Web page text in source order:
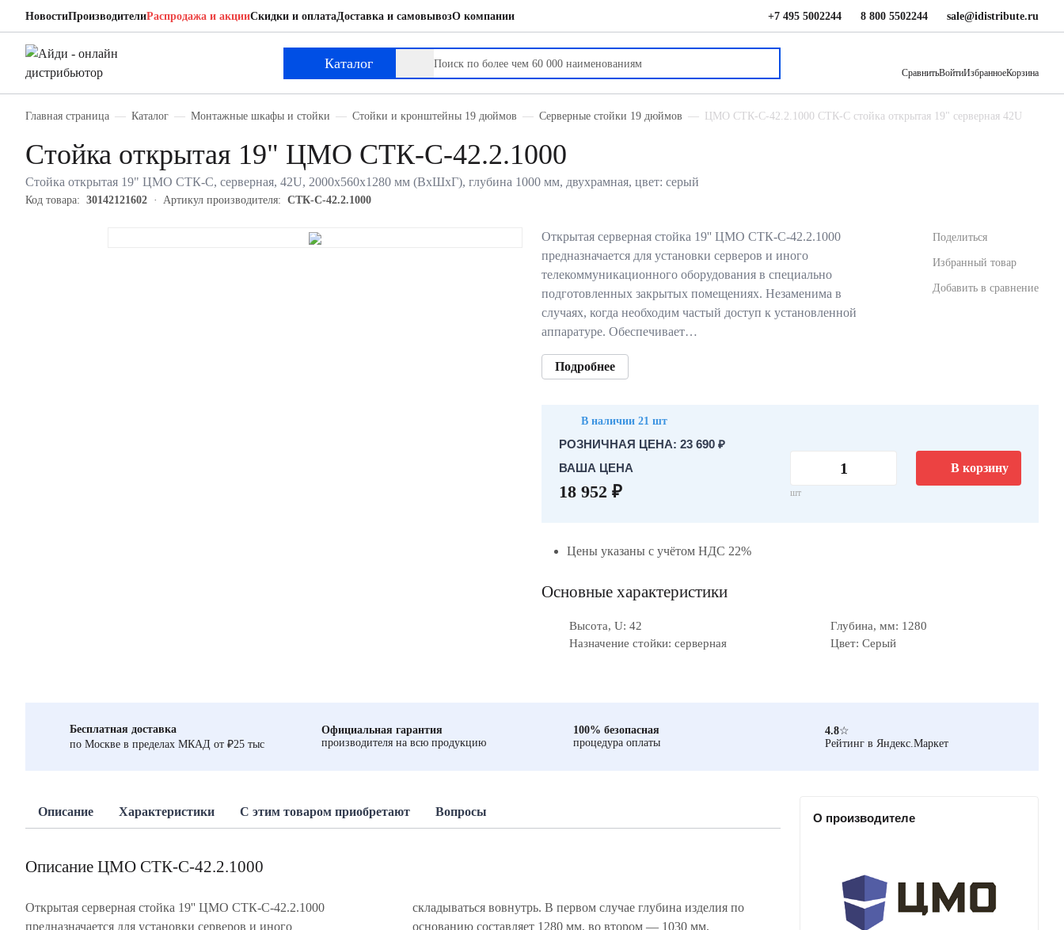
НовостиПроизводителиРаспродажа и акцииСкидки и оплатаДоставка и самовывозО компании +7 495 5002244 8 800 5502244 sale@idistribute.ru
Каталог
СравнитьВойтиИзбранноеКорзина
Главная страница Каталог Монтажные шкафы и стойки Стойки и кронштейны 19 дюймов Серверные стойки 19 дюймов ЦМО СТК-С-42.2.1000 СТК-С стойка открытая 19" серверная 42U
Стойка открытая 19" ЦМО СТК-С-42.2.1000
Стойка открытая 19" ЦМО СТК-С, серверная, 42U, 2000х560х1280 мм (ВхШхГ), глубина 1000 мм, двухрамная, цвет: серый
Код товара: 30142121602 Артикул производителя: СТК-С-42.2.1000
Открытая серверная стойка 19'' ЦМО СТК-С-42.2.1000
предназначается для установки серверов и иного
телекоммуникационного оборудования в специально
подготовленных закрытых помещениях. Незаменима в
случаях, когда необходим частый доступ к установленной
аппаратуре. Обеспечивает…
Подробнее
Поделиться
Избранный товар
Добавить в сравнение
В наличии 21 шт
РОЗНИЧНАЯ ЦЕНА: 23 690 ₽
ВАША ЦЕНА
18 952 ₽ шт
В корзину
Цены указаны с учётом НДС 22%
Основные характеристики
Высота, U: 42
Глубина, мм: 1280
Назначение стойки: серверная
Цвет: Серый
Бесплатная доставка
по Москве в пределах МКАД от ₽25 тыс
Официальная гарантия
производителя на всю продукцию
100% безопасная
процедура оплаты
4.8☆
Рейтинг в Яндекс.Маркет
Описание Характеристики С этим товаром приобретают Вопросы
Описание ЦМО СТК-С-42.2.1000
Открытая серверная стойка 19'' ЦМО СТК-С-42.2.1000
предназначается для установки серверов и иного
складываться вовнутрь. В первом случае глубина изделия по
основанию составляет 1280 мм, во втором — 1030 мм.
О производителе
ЦМО СТК-С-42.2.1000
Стойка открытая 19"